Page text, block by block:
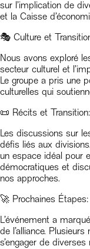
sur l’implication de
et la Caisse
🎭 Culture et
Nous avons exploré
secteur culturel et
Le groupe a pris une
culturelles qui
📜 Récits et Transition:
Les discussions sur
défis liés aux
un espace idéal pour
démocratiques et
nos approches.
🚀 Prochaines Étapes:
L’événement a
de l’alliance.
s’engager de